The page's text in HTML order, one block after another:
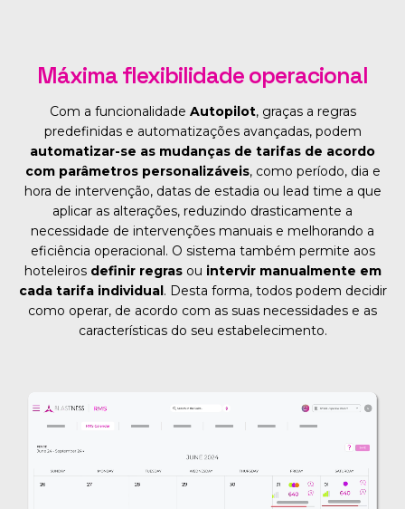
Máxima flexibilidade operacional
Com a funcionalidade Autopilot, graças a regras
predefinidas e automatizações avançadas, podem
automatizar-se as mudanças de tarifas de acordo
com parâmetros personalizáveis, como período, dia e
hora de intervenção, datas de estadia ou lead time a que
aplicar as alterações, reduzindo drasticamente a
necessidade de intervenções manuais e melhorando a
eficiência operacional. O sistema também permite aos
hoteleiros definir regrasou intervir manualmente em
cada tarifa individual. Desta forma, todos podem decidir
como operar, de acordo com as suas necessidades e as
características do seu estabelecimento.